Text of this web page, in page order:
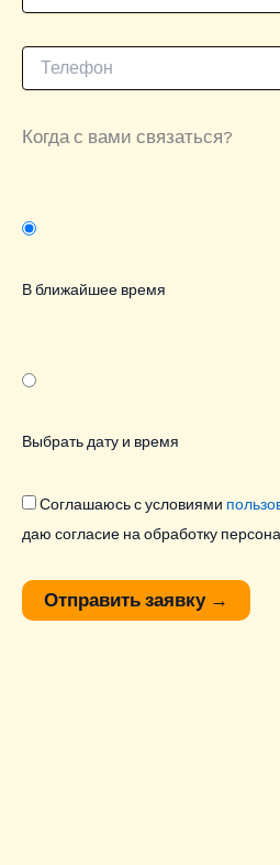
Когда с вами связаться?
В ближайшее время
Выбрать дату и время
Соглашаюсь с условиями
даю согласие на обработку
Отправить заявку →